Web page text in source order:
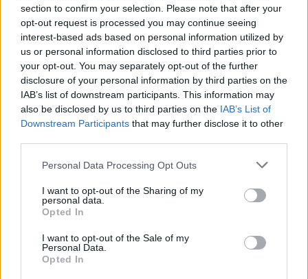
section to confirm your selection. Please note that after your
opt-out request is processed you may continue seeing
interest-based ads based on personal information utilized by
us or personal information disclosed to third parties prior to
your opt-out. You may separately opt-out of the further
disclosure of your personal information by third parties on the
IAB’s list of downstream participants. This information may
also be disclosed by us to third parties on the IAB’s List of
Downstream Participants that may further disclose it to other
Personal Data Processing Opt Outs
I want to opt-out of the Sharing of my
personal data.
Opted In
I want to opt-out of the Sale of my
Personal Data.
Opted In
Pripravte vašu pokožku
na sychravé dni
Starostlivosť o pleť v
lete
krát cez váš obchod. Tovar
bol doručený včas a v
poriadku . Prvá skúsenosť